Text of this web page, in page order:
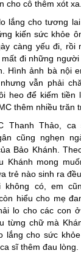
cho cô thêm xót xa.
lắng cho tương
kiến sức khỏe
càng yếu đi, rồi
đi những người
Hình ảnh bà nội
vẫn phải
heo để kiếm tiền
thêm nhiều trăn
Thanh Thảo, ca
cũng nghẹn
Bảo Khánh.
Khánh mong
trẻ nào sinh ra
không có, em
hiểu cho mẹ
lo cho các con
từng chữ mà
lắng cho sức
sĩ thêm đau lòng.